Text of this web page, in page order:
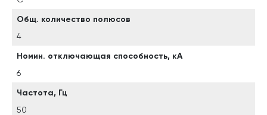
Общ. количество полюсов
4
Номин. отключающая способность, кА
6
Частота, Гц
50